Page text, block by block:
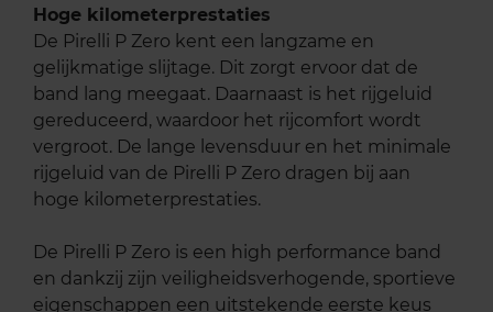
Hoge kilometerprestaties
De Pirelli P Zero kent een langzame en
gelijkmatige slijtage. Dit zorgt ervoor dat de
band lang meegaat. Daarnaast is het rijgeluid
gereduceerd, waardoor het rijcomfort wordt
vergroot. De lange levensduur en het minimale
rijgeluid van de Pirelli P Zero dragen bij aan
hoge kilometerprestaties.
De Pirelli P Zero is een high performance band
en dankzij zijn veiligheidsverhogende, sportieve
eigenschappen een uitstekende eerste keus